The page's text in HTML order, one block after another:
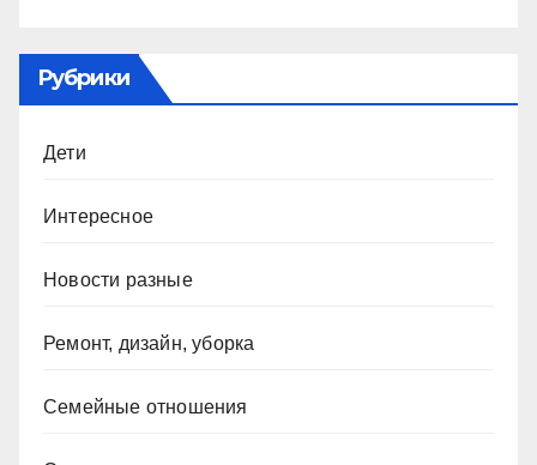
Рубрики
Дети
Интересное
Новости разные
Ремонт, дизайн, уборка
Семейные отношения